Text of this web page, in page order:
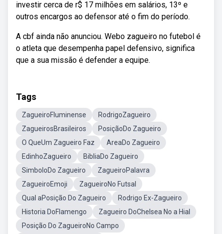
investir cerca de r$ 17 milhões em salários, 13º e
outros encargos ao defensor até o fim do período.
A cbf ainda não anunciou. Webo zagueiro no futebol é
o atleta que desempenha papel defensivo, significa
que a sua missão é defender a equipe.
Tags
ZagueiroFluminense
RodrigoZagueiro
ZagueirosBrasileiros
PosiçãoDo Zagueiro
O QueUm Zagueiro Faz
AreaDo Zagueiro
EdinhoZagueiro
BibliaDo Zagueiro
SimboloDo Zagueiro
ZagueiroPalavra
ZagueiroEmoji
ZagueiroNo Futsal
Qual aPosição Do Zagueiro
Rodrigo Ex-Zagueiro
Historia DoFlamengo
Zagueiro DoChelsea No a Hial
Posição Do ZagueiroNo Campo